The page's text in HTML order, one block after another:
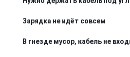
Зарядка не идёт совсем
В гнезде мусор, кабель не